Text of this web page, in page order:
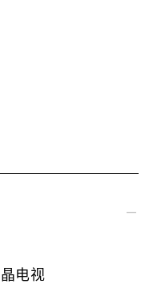
电视